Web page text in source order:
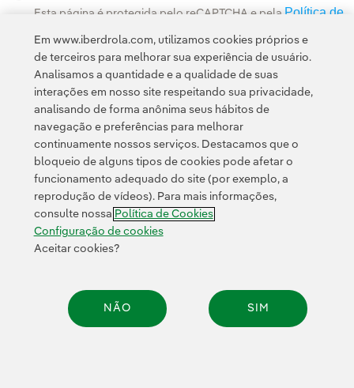
Esta página é protegida pelo reCAPTCHA e pela Política de
Contato Clientes Política de Privacidade Informação legal
Transparência no uso da IA Política de cookies Configuração de cookies
Acessibilidade Canal de denúncias
© 2026 Iberdrola, S.A. Todos os direitos reservados.
Em www.iberdrola.com, utilizamos cookies próprios e
de terceiros para melhorar sua experiência de usuário.
Analisamos a quantidade e a qualidade de suas
interações em nosso site respeitando sua privacidade,
analisando de forma anônima seus hábitos de
navegação e preferências para melhorar
continuamente nossos serviços. Destacamos que o
bloqueio de alguns tipos de cookies pode afetar o
funcionamento adequado do site (por exemplo, a
reprodução de vídeos). Para mais informações,
consulte nossa Política de Cookies
Configuração de cookies
Aceitar cookies?
NÃO SIM